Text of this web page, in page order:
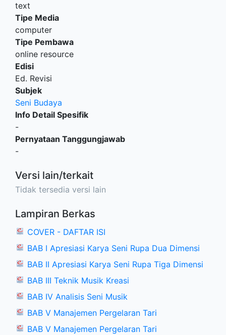
text
Tipe Media
computer
Tipe Pembawa
online resource
Edisi
Ed. Revisi
Subjek
Seni Budaya
Info Detail Spesifik
-
Pernyataan Tanggungjawab
-
Versi lain/terkait
Tidak tersedia versi lain
Lampiran Berkas
COVER - DAFTAR ISI
BAB I Apresiasi Karya Seni Rupa Dua Dimensi
BAB II Apresiasi Karya Seni Rupa Tiga Dimensi
BAB III Teknik Musik Kreasi
BAB IV Analisis Seni Musik
BAB V Manajemen Pergelaran Tari
BAB V Manajemen Pergelaran Tari